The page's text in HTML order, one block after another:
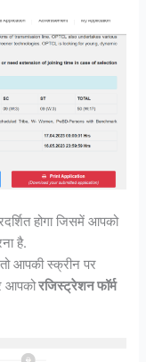
होगा जिसमें आपको
है.
आपकी स्क्रीन पर
आपकोरजिस्ट्रेशन फॉर्म